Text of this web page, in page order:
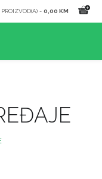
PROIZVOD(A) - 0,00 KM